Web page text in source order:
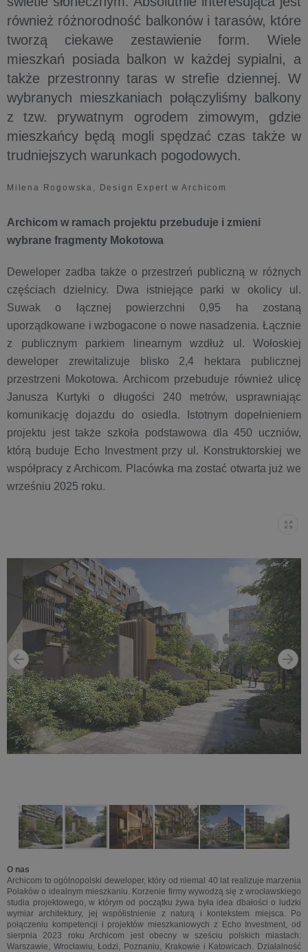
również różnorodność balkonów i tarasów, które
tworzą ciekawe zestawienie form. Wiele
mieszkań posiada balkon w każdej sypialni, a
także przestronny taras w strefie dziennej. W
wybranych mieszkaniach połączyliśmy balkony
z tzw. prywatnym ogrodem zimowym, gdzie
mieszkańcy będą mogli spędzać czas także w
trudniejszych warunkach pogodowych.
Milena Rogowska, Design Expert w Archicom
Archicom w ramach projektu przebuduje i zmieni
wybrane fragmenty Mokotowa
Deweloper zadba także o przestrzeń publiczną w różnych
częściach dzielnicy. Dwa istniejące parki w okolicy ul.
Suwak o łącznej powierzchni 0,95 ha zostaną
uporządkowane i wzbogacone o nowe nasadzenia. Łącznie
z publicznym parkiem linearnym wzdłuż ul. Wołoskiej
deweloper zrewitalizuje blisko 2,4 hektara publicznej
przestrzeni Mokotowa. Archicom przebuduje również ulicę
Janusza Kurtyki o długości 240 metrów, usprawniając
komunikację dojazdu do osiedla. Istotnym dopełnieniem
projektu jest także szkoła podstawowa dla 450 uczniów,
którą buduje Echo Investment przy ul. Konstruktorskiej we
współpracy z Archicom. Placówka ma zostać otwarta już we
wrześniu 2025 roku.
O nas
Archicom to ogólnopolski deweloper, który od niemal 40 lat realizuje marzenia
Polaków o idealnym mieszkaniu. Korzenie firmy wywodzą się z wrocławskiego
studia projektowego, w którym od początku żywa była idea dbałości o ludzki
wymiar architektury, jej współistnienie z naturą i kontekstem miejsca. Po
połączeniu kompetencji i projektów mieszkaniowych z Echo Investment, od
sierpnia 2023 roku Archicom jest obecny w sześciu polskich miastach:
Warszawie, Wrocławiu, Łodzi, Poznaniu, Krakowie i Katowicach. Działalność